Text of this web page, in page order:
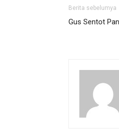
Berita sebelumya
Gus Sentot